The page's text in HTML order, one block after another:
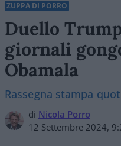
ZUPPA DI PORRO
Duello
giornali
Obamala
Rassegna stampa
di Nicola Porro
12 Settembre 2024,